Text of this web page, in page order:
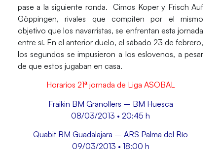
pase a la siguiente ronda. Cimos Koper y Frisch Auf
Göppingen, rivales que compiten por el mismo
objetivo que los navarristas, se enfrentan esta jornada
entre sí. En el anterior duelo, el sábado 23 de febrero,
los segundos se impusieron a los eslovenos, a pesar
de que estos jugaban en casa.
Horarios 21ª jornada de Liga ASOBAL
Fraikin BM Granollers – BM Huesca
08/03/2013 • 20:45 h
Quabit BM Guadalajara – ARS Palma del Río
09/03/2013 • 18:00 h